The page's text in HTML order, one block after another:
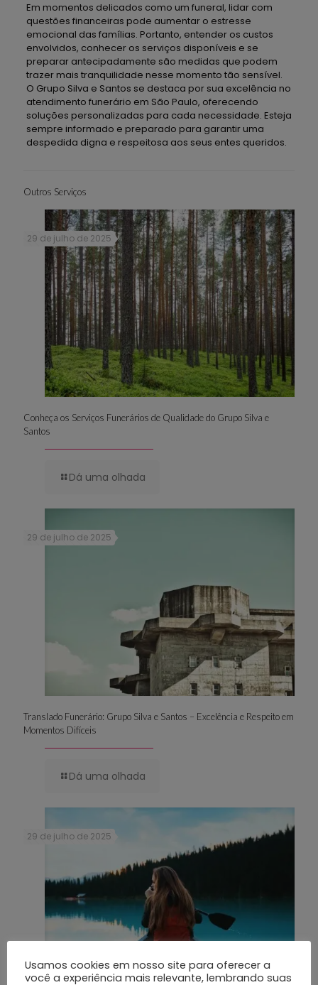
Em momentos delicados como um funeral, lidar com
questões financeiras pode aumentar o estresse
emocional das famílias. Portanto, entender os custos
envolvidos, conhecer os serviços disponíveis e se
preparar antecipadamente são medidas que podem
trazer mais tranquilidade nesse momento tão sensível.
O Grupo Silva e Santos se destaca por sua excelência no
atendimento funerário em São Paulo, oferecendo
soluções personalizadas para cada necessidade. Esteja
sempre informado e preparado para garantir uma
despedida digna e respeitosa aos seus entes queridos.
Outros Serviços
29 de julho de 2025
Conheça os Serviços Funerários de Qualidade do Grupo Silva e
Santos
Dá uma olhada
29 de julho de 2025
Translado Funerário: Grupo Silva e Santos – Excelência e Respeito em
Momentos Difíceis
Dá uma olhada
29 de julho de 2025
Usamos cookies em nosso site para oferecer a
você a experiência mais relevante, lembrando suas